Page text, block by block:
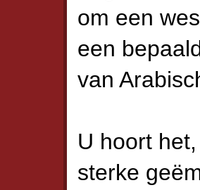
om een
een
van
U hoort
sterke